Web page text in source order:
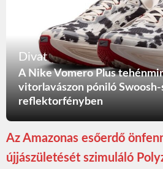
Divat
A Nike Vomero Plus
vitorlavászon póniló Swoosh-
reflektorfényben
Az Amazonas esőerdő
újjászületését szimuláló